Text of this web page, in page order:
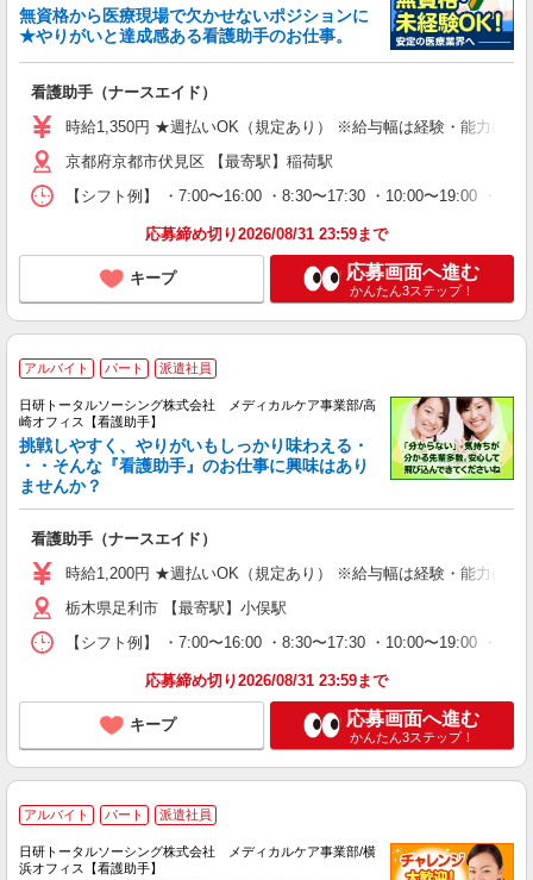
無資格から医療現場で欠かせないポジションに
★やりがいと達成感ある看護助手のお仕事。
看護助手（ナースエイド）
時給1,350円 ★週払いOK（規定あり） ※給与幅は経験・能力によ
京都府京都市伏見区 【最寄駅】稲荷駅
【シフト例】 ・7:00〜16:00 ・8:30〜17:30 ・10:00〜19:00 ・
応募締め切り2026/08/31 23:59まで
キープ 応募画面へ進む
かんたん3ステップ！
アルバイト パート 派遣社員
日研トータルソーシング株式会社 メディカルケア事業部/高
崎オフィス【看護助手】
挑戦しやすく、やりがいもしっかり味わえる・
・・そんな『看護助手』のお仕事に興味はあり
ませんか？
看護助手（ナースエイド）
時給1,200円 ★週払いOK（規定あり） ※給与幅は経験・能力によ
栃木県足利市 【最寄駅】小俣駅
【シフト例】 ・7:00〜16:00 ・8:30〜17:30 ・10:00〜19:00 ・
応募締め切り2026/08/31 23:59まで
キープ 応募画面へ進む
かんたん3ステップ！
アルバイト パート 派遣社員
日研トータルソーシング株式会社 メディカルケア事業部/横
浜オフィス【看護助手】